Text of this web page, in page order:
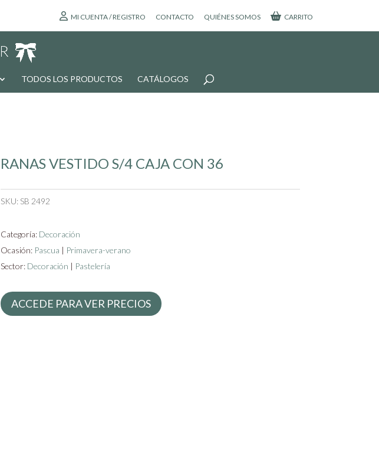
MI CUENTA / REGISTRO CONTACTO QUIÉNES SOMOS CARRITO
TODOS LOS PRODUCTOS CATÁLOGOS
RANAS VESTIDO S/4 CAJA CON 36
SKU: SB 2492
Categoría: Decoración
Ocasión: Pascua | Primavera-verano
Sector: Decoración | Pastelería
ACCEDE PARA VER PRECIOS